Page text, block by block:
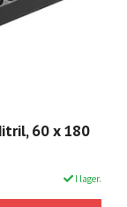
60 x 180
I lager.